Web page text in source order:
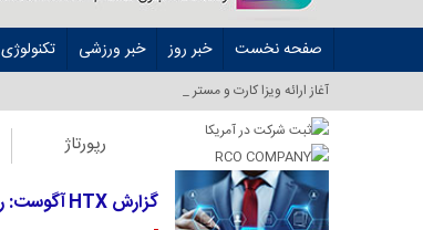
صفحه نخست خبر روز خبر ورزشی تکنولوژی
آغاز ارائه ویزا کارت و مستر کارت در ایران_
رپورتاژ
گزارش HTX آگوست: رشد چند بعدی و گسترش اکوسیستم یک چرخه طلایی جدید را هدایت می کند